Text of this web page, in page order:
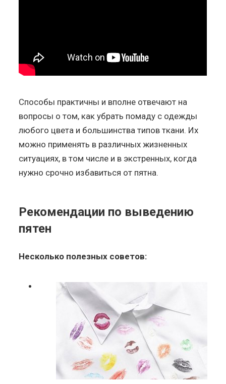
Способы практичны и вполне отвечают на
вопросы о том, как убрать помаду с одежды
любого цвета и большинства типов ткани. Их
можно применять в различных жизненных
ситуациях, в том числе и в экстренных, когда
нужно срочно избавиться от пятна.
Рекомендации по выведению
пятен
Несколько полезных советов: